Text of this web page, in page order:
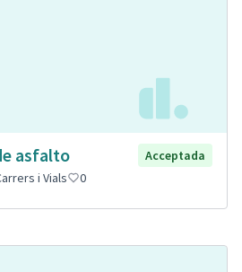
asfalto
Acceptada
i Vials 0